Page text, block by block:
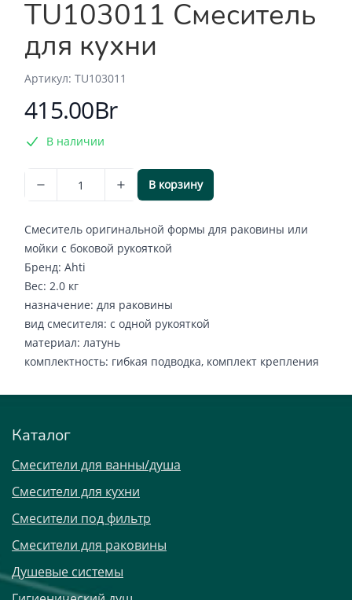
TU103011 Смеситель
для кухни
Aртикул: TU103011
415.00Br
В наличии
В корзину
Смеситель оригинальной формы для раковины или
мойки с боковой рукояткой
Бренд: Ahti
Вес: 2.0 кг
назначение: для раковины
вид смесителя: с одной рукояткой
материал: латунь
комплектность: гибкая подводка, комплект крепления
Каталог
Смесители для ванны/душа
Смесители для кухни
Смесители под фильтр
Смесители для раковины
Душевые системы